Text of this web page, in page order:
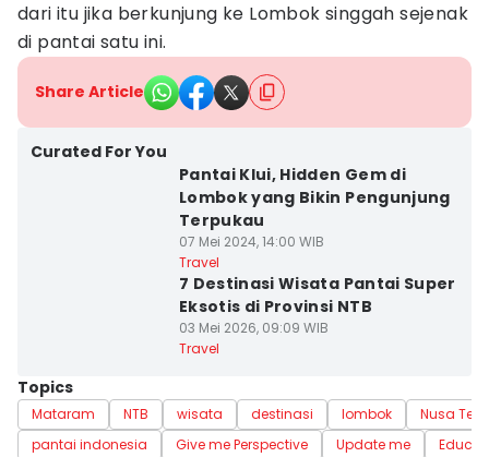
dari itu jika berkunjung ke Lombok singgah sejenak
di pantai satu ini.
Share Article
Curated For You
Pantai Klui, Hidden Gem di
Lombok yang Bikin Pengunjung
Terpukau
07 Mei 2024, 14:00 WIB
Travel
7 Destinasi Wisata Pantai Super
Eksotis di Provinsi NTB
03 Mei 2026, 09:09 WIB
Travel
Topics
Mataram NTB wisata destinasi lombok
Nusa
pantai indonesia
Give me Perspective Update me